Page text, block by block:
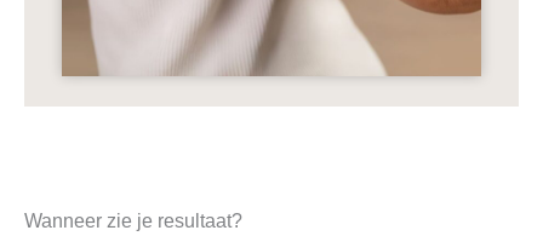
Wanneer zie je resultaat?